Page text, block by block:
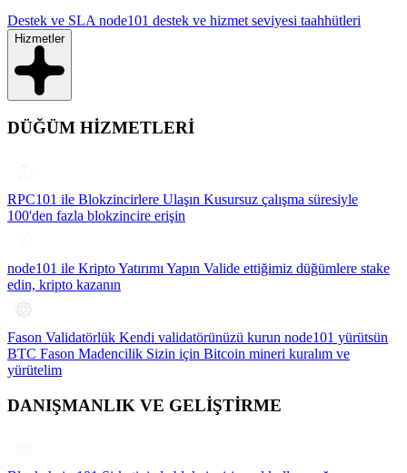
Destek ve SLA node101 destek ve hizmet seviyesi taahhütleri
Hizmetler
DÜĞÜM HİZMETLERİ
RPC101 ile Blokzincirlere Ulaşın Kusursuz çalışma süresiyle
100'den fazla blokzincire erişin
node101 ile Kripto Yatırımı Yapın Valide ettiğimiz düğümlere stake
edin, kripto kazanın
Fason Validatörlük Kendi validatörünüzü kurun node101 yürütsün
BTC Fason Madencilik Sizin için Bitcoin mineri kuralım ve
yürütelim
DANIŞMANLIK VE GELİŞTİRME